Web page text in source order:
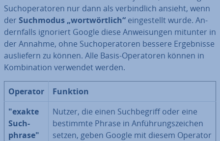
Such­ope­ra­to­ren nur dann als ver­bind­lich ansieht, wenn
der Suchmodus „wort­wört­lich“ ein­ge­stellt wurde. An­
dern­falls ignoriert Google diese An­wei­sun­gen mitunter in
der Annahme, ohne Such­ope­ra­to­ren bessere Er­geb­nis­se
aus­lie­fern zu können. Alle Basis-Ope­ra­to­ren können in
Kom­bi­na­ti­on verwendet werden.
Operator
Funktion
"exakte
Such­
phra­se"
Nutzer, die einen Such­be­griff oder eine
bestimmte Phrase in An­füh­rungs­zei­chen
setzen, geben Google mit diesem Operator